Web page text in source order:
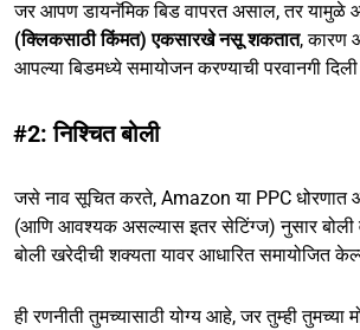
जर आपण डायनॅमिक बिड वापरत असाल, तर
(क्लिकसाठी किंमत) एकसारखे नसू शकतात, कारण
आपल्या बिडमध्ये समायोजन करण्याची परवानगी
#2: निश्चित बोली
जसे नाव सूचित करते, Amazon या PPC धोरणात
(आणि आवश्यक असल्यास इतर सेटिंग्ज) नुसार बोली
बोली खरेदीची शक्यता यावर आधारित समायोजित
ही रणनीती तुमच्यासाठी योग्य आहे, जर तुम्ही तुमच्या